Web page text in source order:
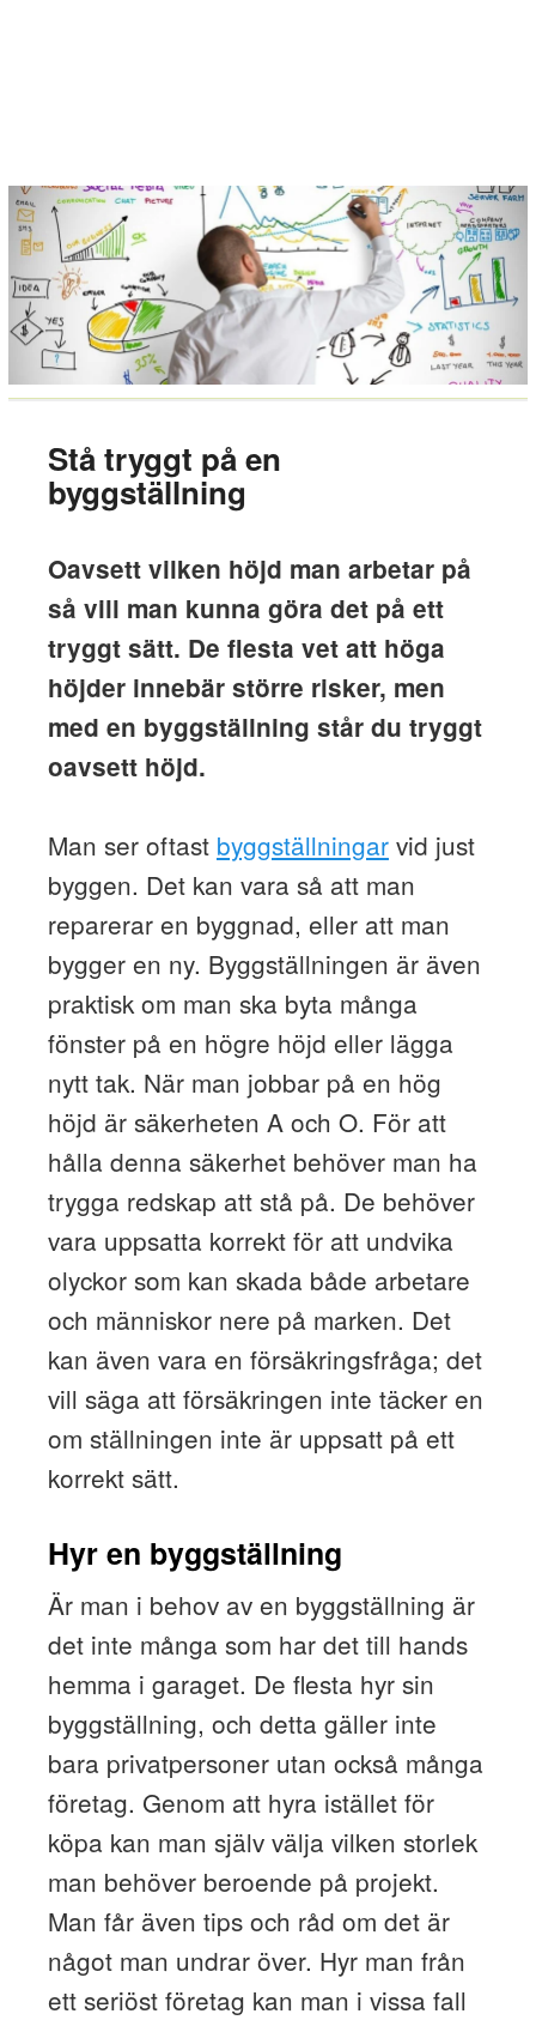
Stå tryggt på en
byggställning
Oavsett vilken höjd man arbetar på
så vill man kunna göra det på ett
tryggt sätt. De flesta vet att höga
höjder innebär större risker, men
med en byggställning står du tryggt
oavsett höjd.
Man ser oftast byggställningarvid just
byggen. Det kan vara så att man
reparerar en byggnad, eller att man
bygger en ny. Byggställningen är även
praktisk om man ska byta många
fönster på en högre höjd eller lägga
nytt tak. När man jobbar på en hög
höjd är säkerheten A och O. För att
hålla denna säkerhet behöver man ha
trygga redskap att stå på. De behöver
vara uppsatta korrekt för att undvika
olyckor som kan skada både arbetare
och människor nere på marken. Det
kan även vara en försäkringsfråga; det
vill säga att försäkringen inte täcker en
om ställningen inte är uppsatt på ett
korrekt sätt.
Hyr en byggställning
Är man i behov av en byggställning är
det inte många som har det till hands
hemma i garaget. De flesta hyr sin
byggställning, och detta gäller inte
bara privatpersoner utan också många
företag. Genom att hyra istället för
köpa kan man själv välja vilken storlek
man behöver beroende på projekt.
Man får även tips och råd om det är
något man undrar över. Hyr man från
ett seriöst företag kan man i vissa fall